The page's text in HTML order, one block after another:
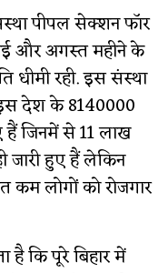
पीपल सेक्शन फॉर
और अगस्त महीने के
धीमी रही. इस संस्था
देश के 8140000
हैं जिनमें से 11 लाख
जारी हुए हैं लेकिन
कम लोगों को रोजगार
है कि पूरे बिहार में